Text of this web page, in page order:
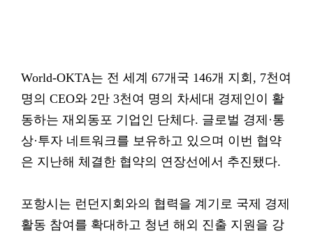
World-OKTA는 전 세계 67개국 146개 지회, 7천여
명의 CEO와 2만 3천여 명의 차세대 경제인이 활
동하는 재외동포 기업인 단체다. 글로벌 경제·통
상·투자 네트워크를 보유하고 있으며 이번 협약
은 지난해 체결한 협약의 연장선에서 추진됐다.
포항시는 런던지회와의 협력을 계기로 국제 경제
활동 참여를 확대하고 청년 해외 진출 지원을 강